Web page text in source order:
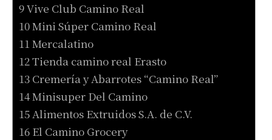
9 Vive Club Camino Real
10 Mini Súper Camino Real
11 Mercalatino
12 Tienda camino real Erasto
13 Cremería y Abarrotes “Camino Real”
14 Minisuper Del Camino
15 Alimentos Extruidos S.A. de C.V.
16 El Camino Grocery